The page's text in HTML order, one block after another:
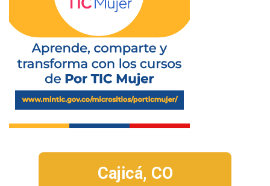
Cajicá, CO